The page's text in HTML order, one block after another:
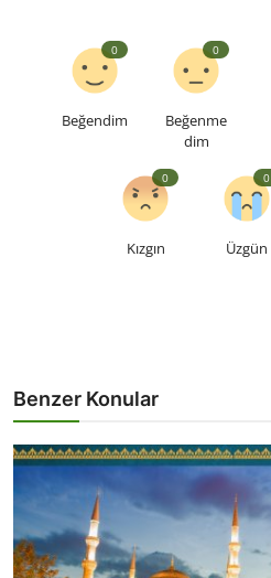
Beğendim
0
Beğenme
dim
0
Kızgın
0
Üzgün
0
Benzer Konular